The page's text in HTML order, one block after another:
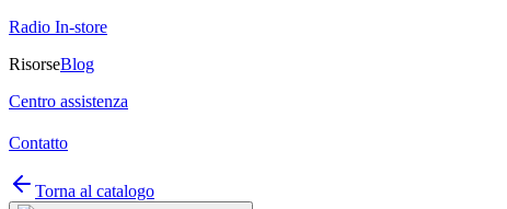
Radio In-store
RisorseBlog
Centro assistenza
Contatto
Torna al catalogo